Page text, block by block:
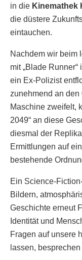
in die Kinemathek
die düstere
eintauchen.
Nachdem wir beim
mit „Blade
ein Ex-Polizist
zunehmend an
Maschine zweifelt,
2049“ an diese
diesmal der
Ermittlungen auf
bestehende
Ein Science-
Bildern,
Geschichte erneut
Identität und
Fragen auf unsere
lassen,